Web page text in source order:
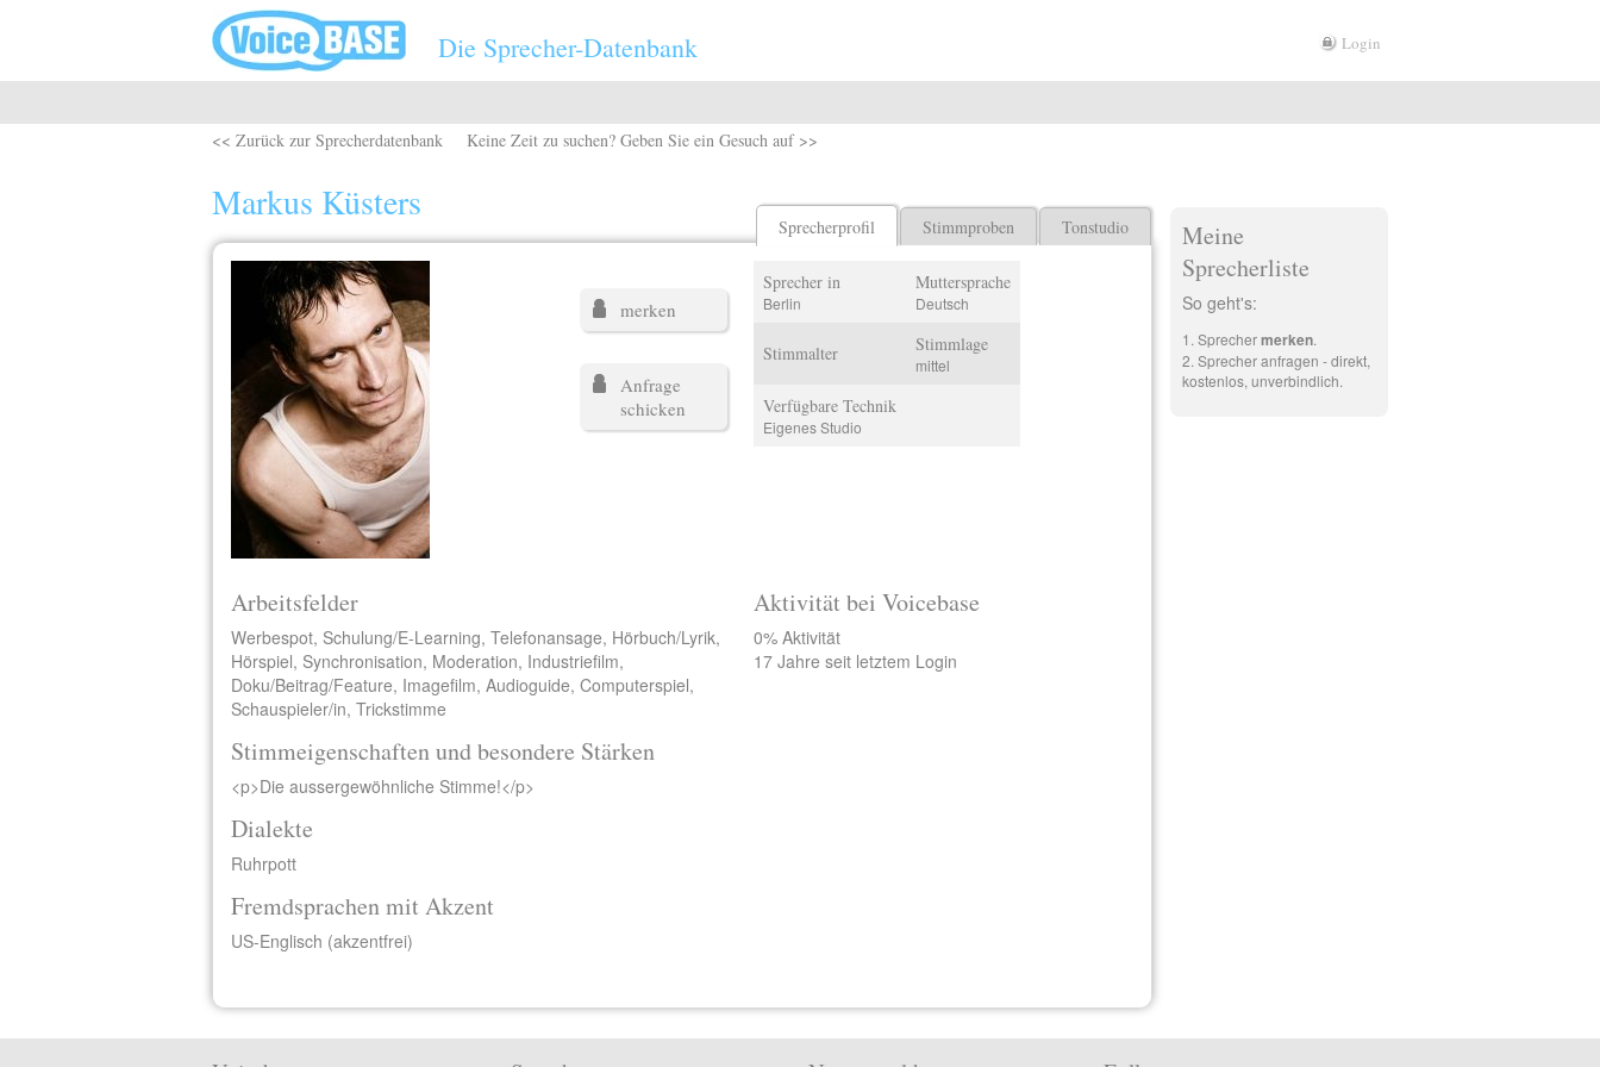
Die Sprecher-Datenbank Login
<< Zurück zur Sprecherdatenbank Keine Zeit zu suchen? Geben Sie ein Gesuch auf >>
Markus Küsters
Sprecherprofil Stimmproben Tonstudio
merken
Anfrage
schicken
Sprecher in
Berlin
Muttersprache
Deutsch
Stimmalter Stimmlage
mittel
Verfügbare Technik
Eigenes Studio
Arbeitsfelder
Werbespot, Schulung/E-Learning, Telefonansage, Hörbuch/Lyrik,
Hörspiel, Synchronisation, Moderation, Industriefilm,
Doku/Beitrag/Feature, Imagefilm, Audioguide, Computerspiel,
Schauspieler/in, Trickstimme
Stimmeigenschaften und besondere Stärken
<p>Die aussergewöhnliche Stimme!</p>
Dialekte
Ruhrpott
Fremdsprachen mit Akzent
US-Englisch (akzentfrei)
Aktivität bei Voicebase
0% Aktivität
17 Jahre seit letztem Login
Meine
Sprecherliste
So geht's:
Sprechermerken.
Sprecher anfragen - direkt,
kostenlos, unverbindlich.